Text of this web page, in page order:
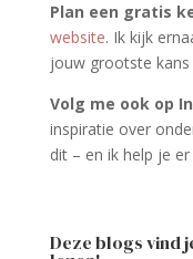
Plan een gratis
website. Ik kijk
jouw grootste kans
Volg me ook op
inspiratie over
dit – en ik help je
Deze blogs vind